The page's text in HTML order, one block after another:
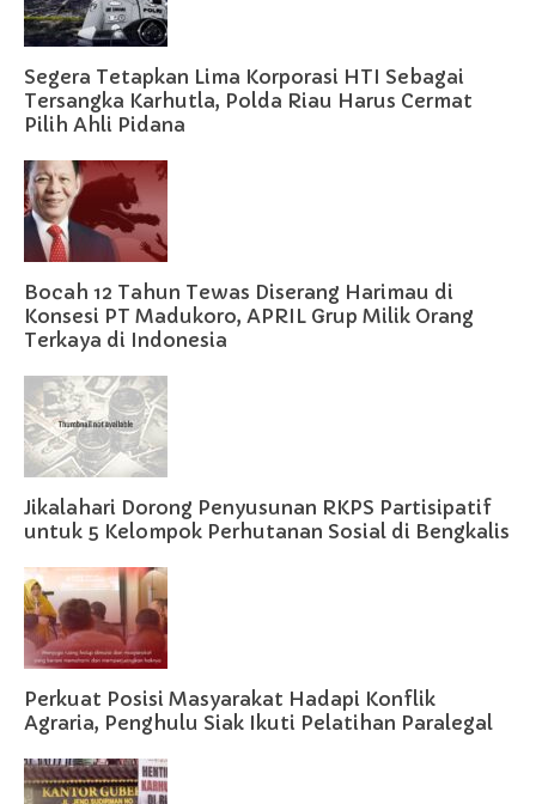
Segera Tetapkan Lima Korporasi HTI Sebagai
Tersangka Karhutla, Polda Riau Harus Cermat
Pilih Ahli Pidana
Bocah 12 Tahun Tewas Diserang Harimau di
Konsesi PT Madukoro, APRIL Grup Milik Orang
Terkaya di Indonesia
Jikalahari Dorong Penyusunan RKPS Partisipatif
untuk 5 Kelompok Perhutanan Sosial di Bengkalis
Perkuat Posisi Masyarakat Hadapi Konflik
Agraria, Penghulu Siak Ikuti Pelatihan Paralegal